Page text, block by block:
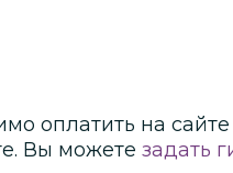
оплатить на сайте
Вы можете задать